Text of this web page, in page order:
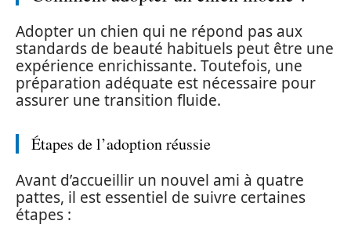
Adopter un chien qui ne répond pas aux
standards de beauté habituels peut être une
expérience enrichissante. Toutefois, une
préparation adéquate est nécessaire pour
assurer une transition fluide.
Étapes de l’adoption réussie
Avant d’accueillir un nouvel ami à quatre
pattes, il est essentiel de suivre certaines
étapes :